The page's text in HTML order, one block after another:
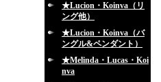
★Lucion・Koinva（リ
ング他）
★Lucion・Koinva（バ
ングル&ペンダント）
★Melinda・Lucas・Koi
nva